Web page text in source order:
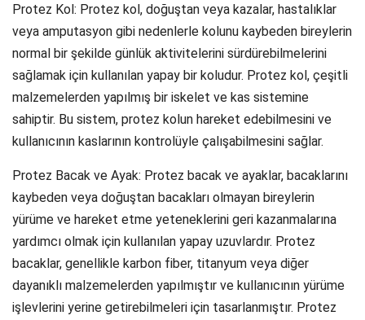
Protez Kol: Protez kol, doğuştan veya kazalar, hastalıklar
veya amputasyon gibi nedenlerle kolunu kaybeden bireylerin
normal bir şekilde günlük aktivitelerini sürdürebilmelerini
sağlamak için kullanılan yapay bir koludur. Protez kol, çeşitli
malzemelerden yapılmış bir iskelet ve kas sistemine
sahiptir. Bu sistem, protez kolun hareket edebilmesini ve
kullanıcının kaslarının kontrolüyle çalışabilmesini sağlar.
Protez Bacak ve Ayak: Protez bacak ve ayaklar, bacaklarını
kaybeden veya doğuştan bacakları olmayan bireylerin
yürüme ve hareket etme yeteneklerini geri kazanmalarına
yardımcı olmak için kullanılan yapay uzuvlardır. Protez
bacaklar, genellikle karbon fiber, titanyum veya diğer
dayanıklı malzemelerden yapılmıştır ve kullanıcının yürüme
işlevlerini yerine getirebilmeleri için tasarlanmıştır. Protez